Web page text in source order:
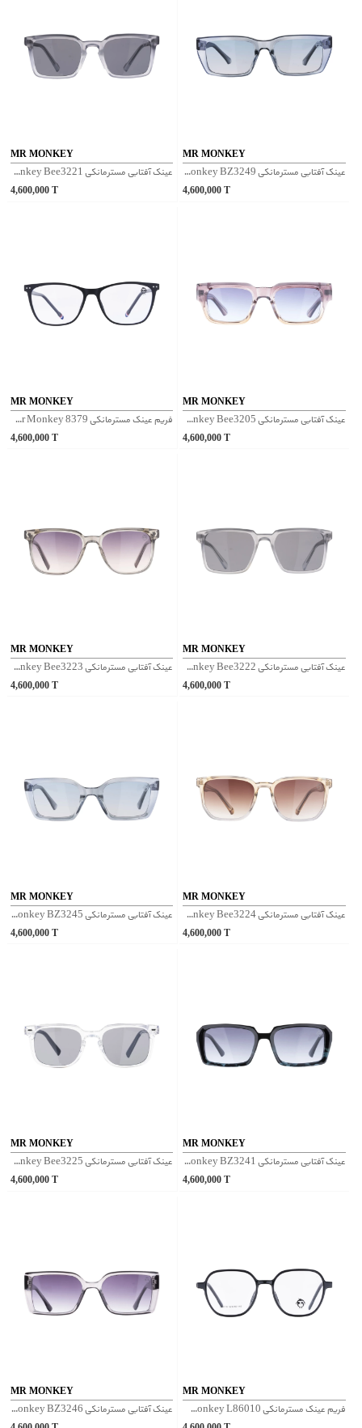
MR MONKEY
عینک آفتابی مسترمانکی Mr Monkey Bee3221 - طوسی
4,600,000T
MR MONKEY
عینک آفتابی مسترمانکی Mr Monkey BZ3249 - آبی
4,600,000 T
MR MONKEY
فریم عینک مسترمانکی Mr Monkey 8379 - مشکی مات
4,600,000T
MR MONKEY
عینک آفتابی مسترمانکی Mr Monkey Bee3205 - شفاف صورتی
4,600,000 T
MR MONKEY
عینک آفتابی مسترمانکی Mr Monkey Bee3223 - بنفش
4,600,000T
MR MONKEY
عینک آفتابی مسترمانکی Mr Monkey Bee3222 - طوسی
4,600,000 T
MR MONKEY
عینک آفتابی مسترمانکی Mr Monkey BZ3245 - شفاف آبی
4,600,000T
MR MONKEY
عینک آفتابی مسترمانکی Mr Monkey Bee3224 - قهوه‌ای
4,600,000 T
MR MONKEY
عینک آفتابی مسترمانکی Mr Monkey Bee3225 - شفاف
4,600,000T
MR MONKEY
عینک آفتابی مسترمانکی Mr Monkey BZ3241 - سرمه ای
4,600,000 T
MR MONKEY
عینک آفتابی مسترمانکی Mr Monkey BZ3246 - بنفش
MR MONKEY
فریم عینک مسترمانکی Mr Monkey L86010 - مشکی